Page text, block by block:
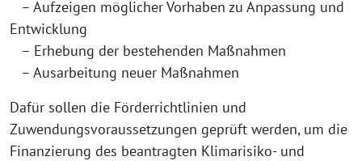
– Aufzeigen möglicher Vorhaben zu Anpassung und
Entwicklung
– Erhebung der bestehenden Maßnahmen
– Ausarbeitung neuer Maßnahmen
Dafür sollen die Förderrichtlinien und
Zuwendungsvoraussetzungen geprüft werden, um die
Finanzierung des beantragten Klimarisiko- und